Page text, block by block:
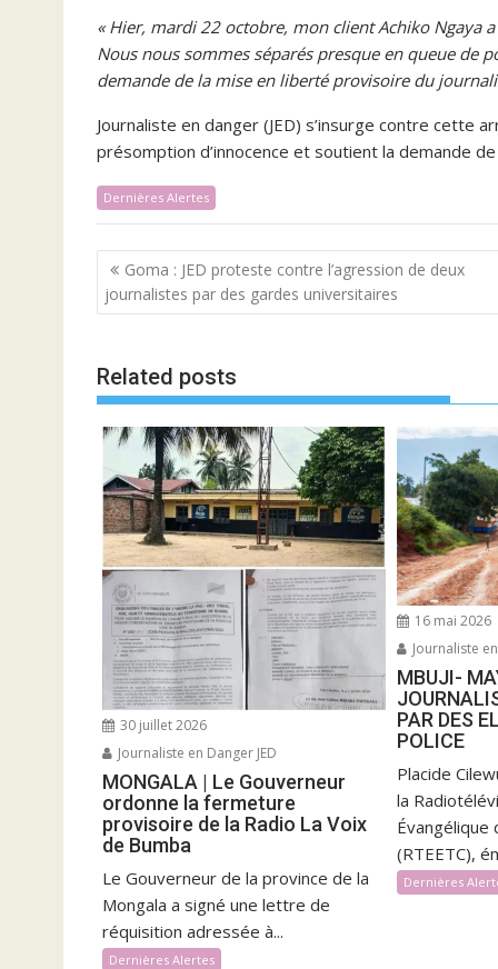
« Hier, mardi 22 octobre, mon client Achiko Ngaya
Nous nous sommes séparés presque en queue de
demande de la mise en liberté provisoire du
Journaliste en danger (JED) s’insurge contre
présomption d’innocence et soutient la demande
Dernières Alertes
Navigation
de
l’article
Goma : JED proteste contre l’agression de deux
journalistes par des gardes universitaires
Related posts
30 juillet 2026
Journaliste en Danger JED
MONGALA | Le Gouverneur
ordonne la fermeture
provisoire de la Radio La Voix
de Bumba
Le Gouverneur de la province de la
Mongala a signé une lettre de
réquisition adressée à...
Dernières Alertes
16 mai 2026
Journaliste
MBUJI-
PAR DES
POLICE
Placide
la
Évangélique
(RTEETC),
Dernières